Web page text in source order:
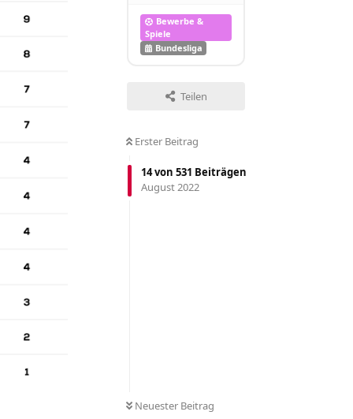
Bewerbe &
Spiele
Bundesliga
Teilen
Erster Beitrag
14von 531 Beiträgen
August 2022
Neuester Beitrag